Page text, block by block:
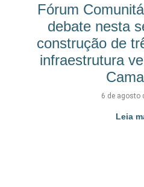
Fórum
debate nesta
construção de
infraestrutura
6 de agosto
Leia